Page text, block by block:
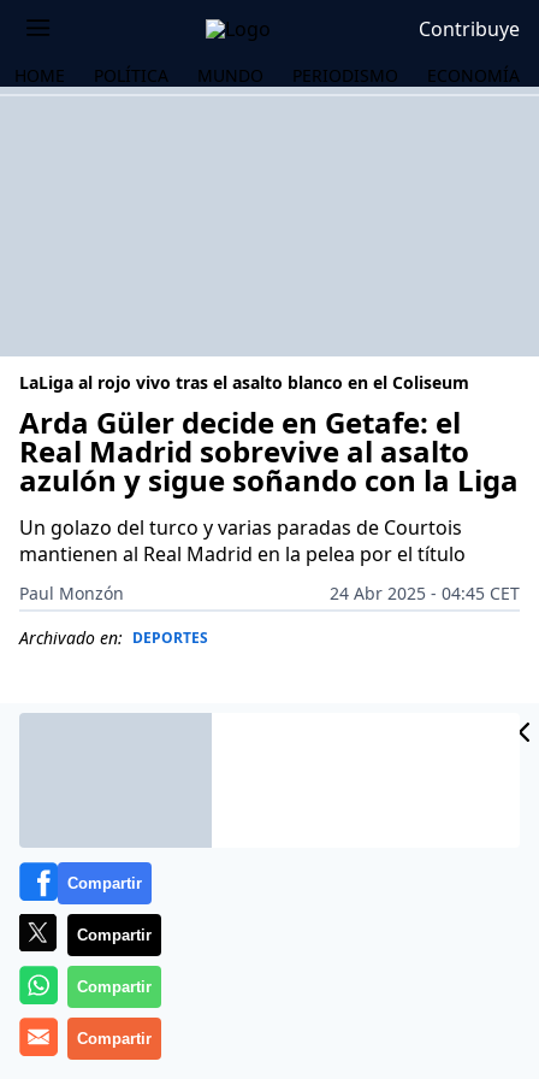
Contribuye
HOME POLÍTICA MUNDO PERIODISMO ECONOMÍA
LaLiga al rojo vivo tras el asalto blanco en el Coliseum
Arda Güler decide en Getafe: el
Real Madrid sobrevive al asalto
azulón y sigue soñando con la Liga
Un golazo del turco y varias paradas de Courtois
mantienen al Real Madrid en la pelea por el título
Paul Monzón
24 Abr 2025 - 04:45 CET
Archivado en: DEPORTES
Más información
Compartir
Compartir
Compartir
Compartir